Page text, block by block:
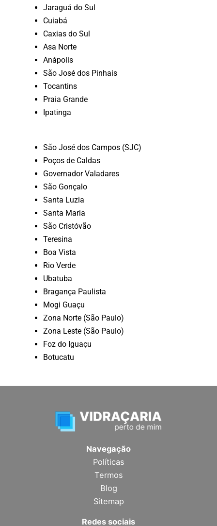
Jaraguá do Sul
Cuiabá
Caxias do Sul
Asa Norte
Anápolis
São José dos Pinhais
Tocantins
Praia Grande
Ipatinga
São José dos Campos (SJC)
Poços de Caldas
Governador Valadares
São Gonçalo
Santa Luzia
Santa Maria
São Cristóvão
Teresina
Boa Vista
Rio Verde
Ubatuba
Bragança Paulista
Mogi Guaçu
Zona Norte (São Paulo)
Zona Leste (São Paulo)
Foz do Iguaçu
Botucatu
Navegação
Políticas
Termos
Blog
Sitemap
Redes sociais